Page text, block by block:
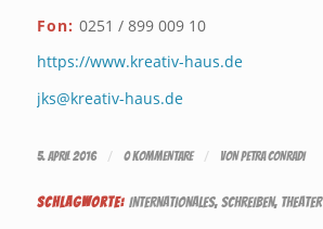
Fon:0251 / 899 009 10
https://www.kreativ-haus.de
jks@kreativ-haus.de
5. APRIL 2016 / 0 KOMMENTARE / VONPETRA CONRADI
SCHLAGWORTE: INTERNATIONALES, SCHREIBEN, THEATER